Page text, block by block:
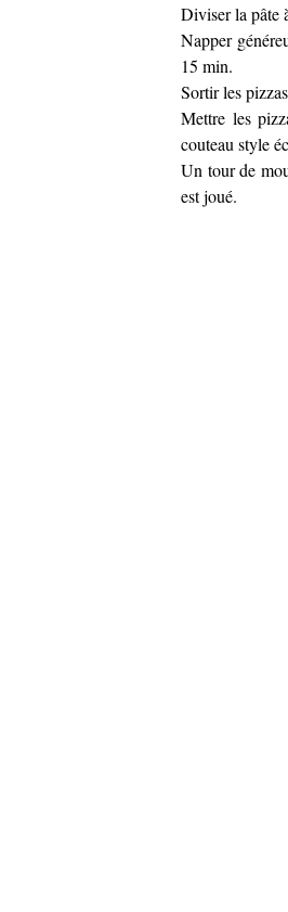
Diviser la pâte
Napper
15 min.
Sortir les
Mettre les
couteau style
Un tour de
est joué.